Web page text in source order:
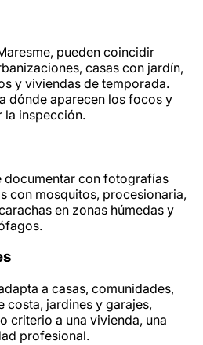
pueden coincidir
casas con jardín,
y viviendas de temporada.
dónde aparecen los focos y
la inspección.
documentar con fotografías
con mosquitos, procesionaria,
en zonas húmedas y
a casas, comunidades,
costa, jardines y garajes,
criterio a una vivienda, una
profesional.